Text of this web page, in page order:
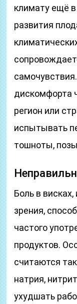
климату ещё
развития
дискомфорта
регион или
испытывать
тошноты,
Боль в
зрения,
частого
продуктов.
считаются
натрия,
ухудшать